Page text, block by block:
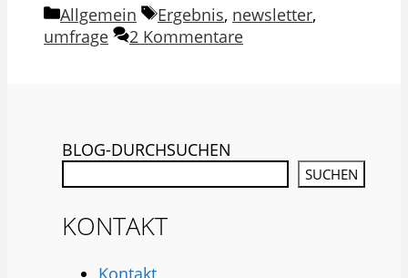
Kategorien
Allgemein Schlagwörter
Ergebnis, newsletter,
umfrage
2 Kommentare
BLOG-DURCHSUCHEN
SUCHEN
KONTAKT
Kontakt